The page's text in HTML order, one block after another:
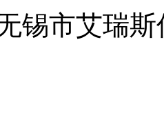
锡市艾瑞